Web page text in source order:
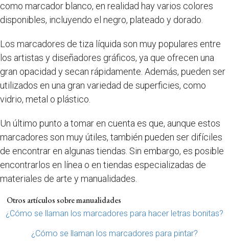
como marcador blanco, en realidad hay varios colores
disponibles, incluyendo el negro, plateado y dorado.
Los marcadores de tiza líquida son muy populares entre
los artistas y diseñadores gráficos, ya que ofrecen una
gran opacidad y secan rápidamente. Además, pueden ser
utilizados en una gran variedad de superficies, como
vidrio, metal o plástico.
Un último punto a tomar en cuenta es que, aunque estos
marcadores son muy útiles, también pueden ser difíciles
de encontrar en algunas tiendas. Sin embargo, es posible
encontrarlos en línea o en tiendas especializadas de
materiales de arte y manualidades.
Otros artículos sobre manualidades
¿Cómo se llaman los marcadores para hacer letras bonitas?
¿Cómo se llaman los marcadores para pintar?